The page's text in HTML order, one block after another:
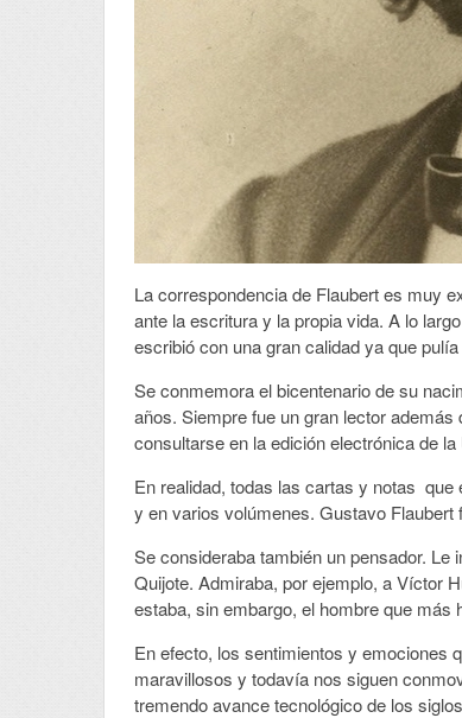
La correspondencia de Flaubert es muy
ante la escritura y la propia vida. A lo
escribió con una gran calidad ya que
Se conmemora el bicentenario de su
años. Siempre fue un gran lector
consultarse en la edición electrónica de
En realidad, todas las cartas y notas
y en varios volúmenes. Gustavo
Se consideraba también un pensador.
Quijote. Admiraba, por ejemplo, a Víctor
estaba, sin embargo, el hombre que
En efecto, los sentimientos y emociones
maravillosos y todavía nos siguen
tremendo avance tecnológico de los